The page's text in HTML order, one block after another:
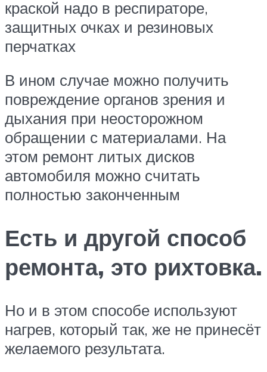
краской надо в респираторе,
защитных очках и резиновых
перчатках
В ином случае можно получить
повреждение органов зрения и
дыхания при неосторожном
обращении с материалами. На
этом ремонт литых дисков
автомобиля можно считать
полностью законченным
Есть и другой способ
ремонта, это рихтовка.
Но и в этом способе используют
нагрев, который так, же не принесёт
желаемого результата.